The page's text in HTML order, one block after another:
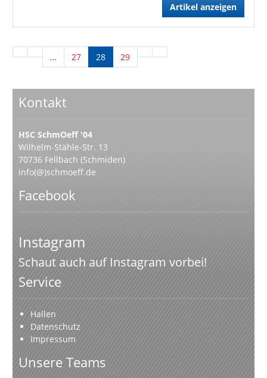
Artikel anzeigen
… 27 28 29
Kontakt
HSC SchmOeff '04
Wilhelm-Stähle-Str. 13
70736 Fellbach (Schmiden)
info(@)schmoeff.de
Facebook
Instagram
Schaut auch auf Instagram vorbei!
Service
Hallen
Datenschutz
Impressum
Unsere Teams